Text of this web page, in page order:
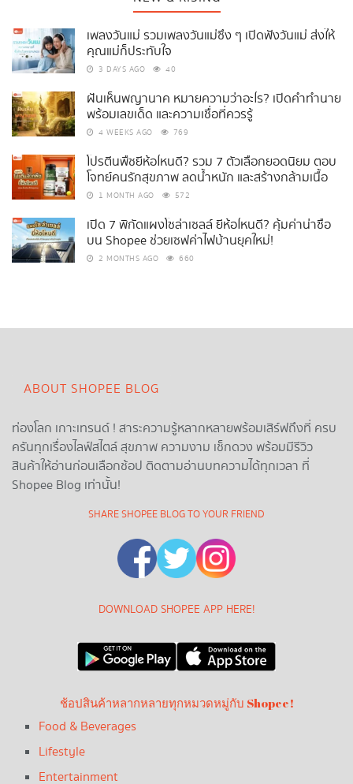
เพลงวันแม่ รวมเพลงวันแม่ซึ้ง ๆ เปิดฟังวันแม่ ส่งให้
คุณแม่ก็ประทับใจ
3 DAYS AGO 40
ฝันเห็นพญานาค หมายความว่าอะไร? เปิดคำทำนาย
พร้อมเลขเด็ด และความเชื่อที่ควรรู้
4 WEEKS AGO 769
โปรตีนพืชยี่ห้อไหนดี? รวม 7 ตัวเลือกยอดนิยม ตอบ
โจทย์คนรักสุขภาพ ลดน้ำหนัก และสร้างกล้ามเนื้อ
1 MONTH AGO 572
เปิด 7 พิกัดแผงโซล่าเซลล์ ยี่ห้อไหนดี? คุ้มค่าน่าซื้อ
บน Shopee ช่วยเซฟค่าไฟบ้านยุคใหม่!
2 MONTHS AGO 660
ABOUT SHOPEE BLOG
ท่องโลก เกาะเทรนด์ ! สาระความรู้หลากหลายพร้อมเสิร์ฟถึงที่ ครบ
ครันทุกเรื่องไลฟ์สไตล์ สุขภาพ ความงาม เช็กดวง พร้อมมีรีวิว
สินค้าให้อ่านก่อนเลือกช้อป ติดตามอ่านบทความได้ทุกเวลา ที่
Shopee Blog เท่านั้น!
SHARE SHOPEE BLOG TO YOUR FRIEND
DOWNLOAD SHOPEE APP HERE!
ช้อปสินค้าหลากหลายทุกหมวดหมู่กับ Shopee!
Food & Beverages
Lifestyle
Entertainment